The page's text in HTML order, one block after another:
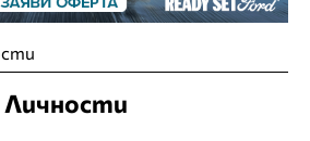
Личности